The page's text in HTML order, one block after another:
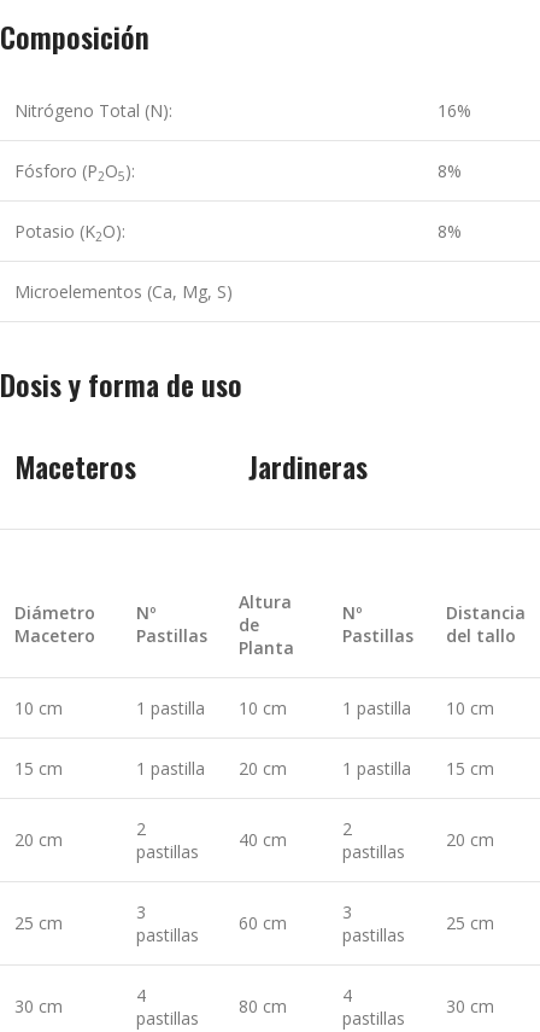
Composición
Nitrógeno Total (N): 16%
Fósforo (P2O5): 8%
Potasio (K2O): 8%
Microelementos (Ca, Mg, S)
Dosis y forma de uso
Maceteros
Jardineras
Diámetro
Macetero
Nº
Pastillas
Altura
de
Planta
Nº
Pastillas
Distancia
del tallo
10 cm 1 pastilla 10 cm 1 pastilla 10 cm
15 cm 1 pastilla 20 cm 1 pastilla 15 cm
20 cm
2
pastillas
40 cm
2
pastillas
20 cm
25 cm
3
pastillas
60 cm
3
pastillas
25 cm
30 cm
4
pastillas
80 cm
4
pastillas
30 cm